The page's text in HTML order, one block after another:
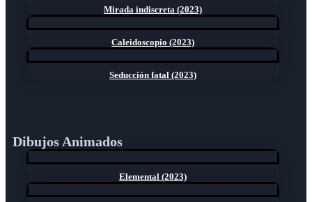
Mirada indiscreta (2023)
Caleidoscopio (2023)
Seducción fatal (2023)
Dibujos Animados
Elemental (2023)